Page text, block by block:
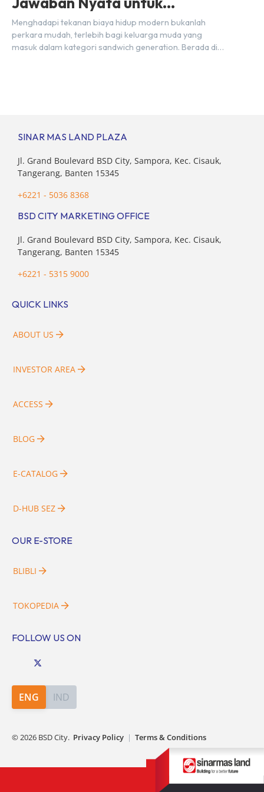
Kebutuhan Generasi Sandwich
Menghadapi tekanan biaya hidup modern bukanlah
perkara mudah, terlebih bagi keluarga muda yang
masuk dalam kategori sandwich generation. Berada di
SINAR MAS LAND PLAZA
Jl. Grand Boulevard BSD City, Sampora, Kec. Cisauk,
Tangerang, Banten 15345
+6221 - 5036 8368
BSD CITY MARKETING OFFICE
Jl. Grand Boulevard BSD City, Sampora, Kec. Cisauk,
Tangerang, Banten 15345
+6221 - 5315 9000
QUICK LINKS
ABOUT US
INVESTOR AREA
ACCESS
BLOG
E-CATALOG
D-HUB SEZ
OUR E-STORE
BLIBLI
TOKOPEDIA
FOLLOW US ON
ENG IND
©2026 BSD City. Privacy Policy | Terms & Conditions